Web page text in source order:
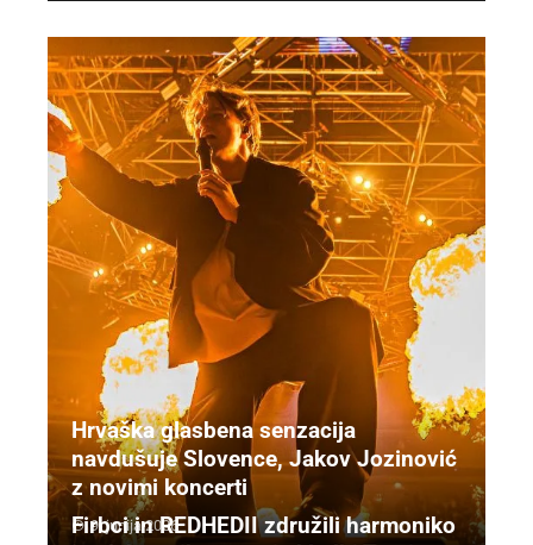
Hrvaška glasbena senzacija
navdušuje Slovence, Jakov Jozinović
z novimi koncerti
9. junija 2026
Firbci in REDHEDII združili harmoniko